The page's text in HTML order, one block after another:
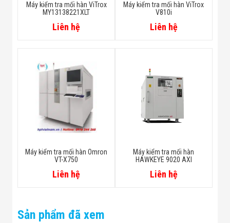
Máy kiểm tra mối hàn ViTrox
MY13138221XLT
Liên hệ
Máy kiểm tra mối hàn ViTrox
V810i
Liên hệ
Máy kiểm tra mối hàn Omron
VT-X750
Liên hệ
Máy kiểm tra mối hàn
HAWKEYE 9020 AXI
Liên hệ
Sản phẩm đã xem